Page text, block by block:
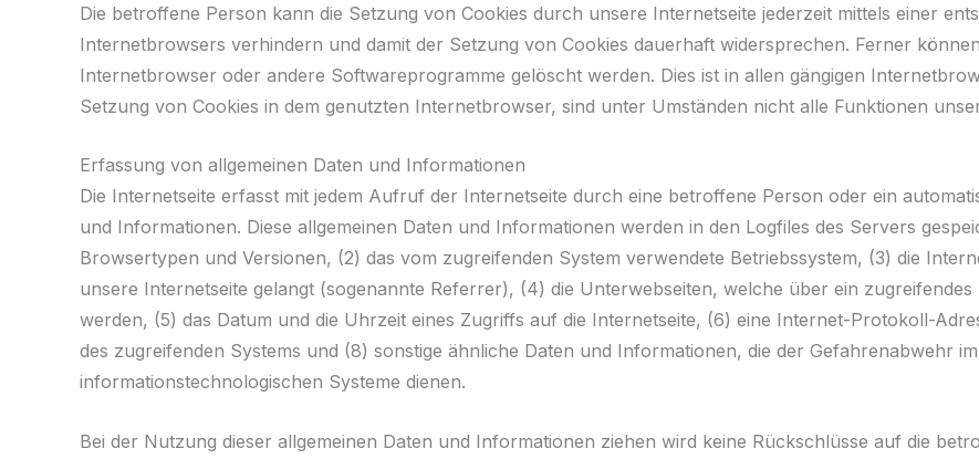
Die betroffene Person kann die Setzung von Cookies durch unsere Internetseite jederzeit mittels einer
Internetbrowsers verhindern und damit der Setzung von Cookies dauerhaft widersprechen. Ferner
Internetbrowser oder andere Softwareprogramme gelöscht werden. Dies ist in allen gängigen
Setzung von Cookies in dem genutzten Internetbrowser, sind unter Umständen nicht alle Funktionen
Erfassung von allgemeinen Daten und Informationen
Die Internetseite erfasst mit jedem Aufruf der Internetseite durch eine betroffene Person oder ein
und Informationen. Diese allgemeinen Daten und Informationen werden in den Logfiles des Servers
Browsertypen und Versionen, (2) das vom zugreifenden System verwendete Betriebssystem, (3) die
unsere Internetseite gelangt (sogenannte Referrer), (4) die Unterwebseiten, welche über ein
werden, (5) das Datum und die Uhrzeit eines Zugriffs auf die Internetseite, (6) eine Internet-Protokoll-
des zugreifenden Systems und (8) sonstige ähnliche Daten und Informationen, die der Gefahrenabwehr
informationstechnologischen Systeme dienen.
Bei der Nutzung dieser allgemeinen Daten und Informationen ziehen wird keine Rückschlüsse auf die